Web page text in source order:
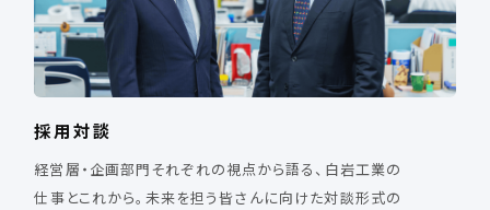
採用対談
経営層・企画部門それぞれの視点から語る、白岩工業の
仕事とこれから。未来を担う皆さんに向けた対談形式の